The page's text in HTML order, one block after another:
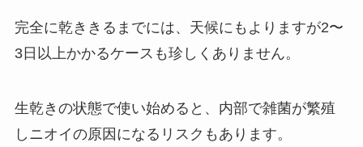
完全に乾ききるまでには、天候にもよりますが2〜
3日以上かかるケースも珍しくありません。
生乾きの状態で使い始めると、内部で雑菌が繁殖
しニオイの原因になるリスクもあります。